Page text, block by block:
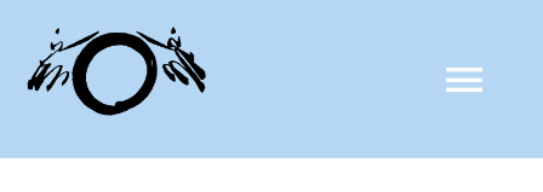
Inhalt
springen